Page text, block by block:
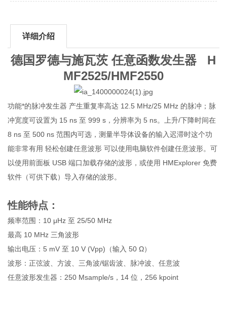
详细介绍
德国罗德与施瓦茨 任意函数发生器 H
MF2525/HMF2550
功能*的脉冲发生器 产生重复率高达 12.5 MHz/25 MHz 的脉冲；脉
冲宽度可设置为 15 ns 至 999 s，分辨率为 5 ns。上升/下降时间在
8 ns 至 500 ns 范围内可选，测量半导体设备的输入迟滞时这个功
能非常有用 轻松创建任意波形 可以使用电脑软件创建任意波形。可
以使用前面板 USB 端口加载存储的波形，或使用 HMExplorer 免费
软件（可供下载）导入存储的波形。
性能特点：
频率范围：10 μHz 至 25/50 MHz
最高 10 MHz 三角波形
输出电压：5 mV 至 10 V (Vpp)（输入 50 Ω）
波形：正弦波、方波、三角波/锯齿波、脉冲波、任意波
任意波形发生器：250 Msample/s，14 位，256 kpoint